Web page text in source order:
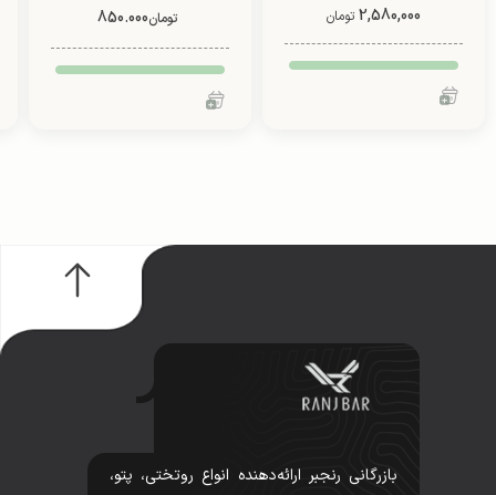
(طرح2)
2,580,000 تومان
فانتزی (یک نفره/ دو نفره)
تومان850.000
بازرگانی رنجبر ارائه‌دهنده انواع روتختی، پتو،